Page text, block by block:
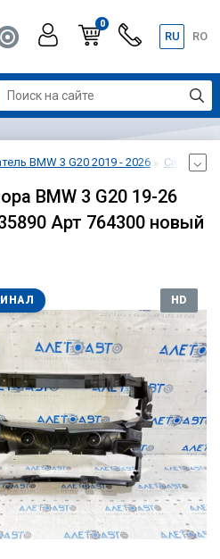
0
RU RO
BMW 3 G20 2019 - 2026 Система
BMW 3 G20 19-26
Арт 764300 новый
HD